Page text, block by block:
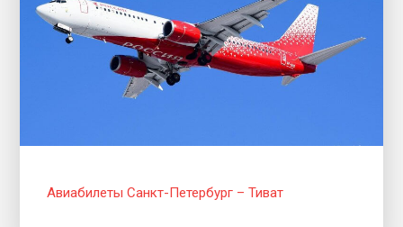
Авиабилеты Санкт-Петербург – Тиват